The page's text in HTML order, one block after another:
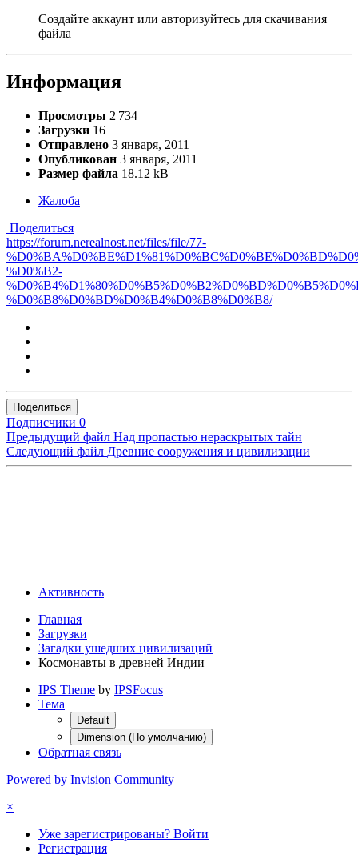
Создайте аккаунт или авторизуйтесь для скачивания
файла
Информация
Просмотры 2 734
Загрузки 16
Отправлено 3 января, 2011
Опубликован 3 января, 2011
Размер файла 18.12 kB
Жалоба
Поделиться
https://forum.nerealnost.net/files/file/77-
%D0%B2-
%D0%B8%D0%BD%D0%B4%D0%B8%D0%B8/
Поделиться
Подписчики 0
Предыдущий файл Над пропастью нераскрытых тайн
Следующий файл Древние сооружения и цивилизации
Активность
Главная
Загрузки
Загадки ушедших цивилизаций
Космонавты в древней Индии
IPS Theme by IPSFocus
Тема
Default
Dimension (По умолчанию)
Обратная связь
Powered by Invision Community
×
Уже зарегистрированы? Войти
Регистрация